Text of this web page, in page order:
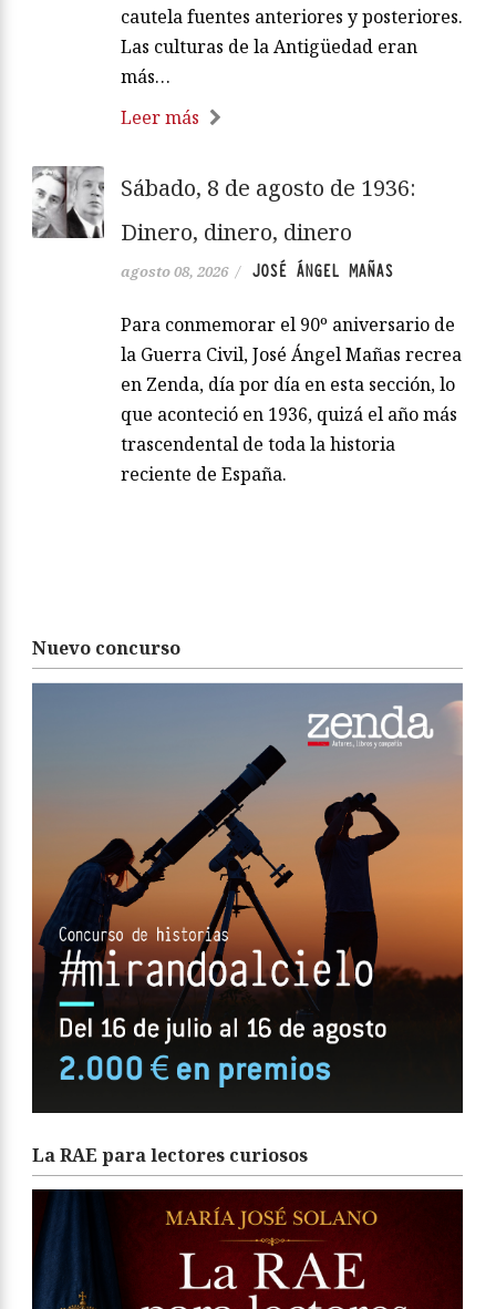
cautela fuentes anteriores y posteriores.
Las culturas de la Antigüedad eran
más…
Leer más
Sábado, 8 de agosto de 1936:
Dinero, dinero, dinero
agosto 08, 2026 / JOSÉ ÁNGEL MAÑAS
Para conmemorar el 90º aniversario de
la Guerra Civil, José Ángel Mañas recrea
en Zenda, día por día en esta sección, lo
que aconteció en 1936, quizá el año más
trascendental de toda la historia
reciente de España.
Nuevo concurso
La RAE para lectores curiosos